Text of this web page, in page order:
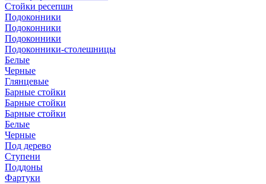
Стойки ресепшн
Подоконники
Подоконники
Подоконники
Подоконники-столешницы
Белые
Черные
Глянцевые
Барные стойки
Барные стойки
Барные стойки
Белые
Черные
Под дерево
Ступени
Поддоны
Фартуки